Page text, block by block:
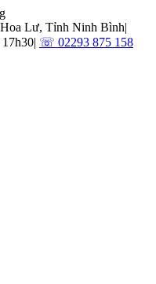
Lư, Tỉnh Ninh Bình|
| ☏ 02293 875 158